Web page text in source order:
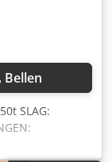
Bellen
SLAG: